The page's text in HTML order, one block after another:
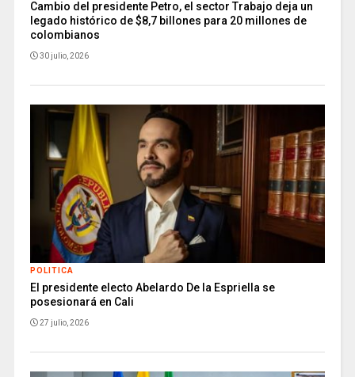
Cambio del presidente Petro, el sector Trabajo deja un
legado histórico de $8,7 billones para 20 millones de
colombianos
30 julio, 2026
POLITICA
El presidente electo Abelardo De la Espriella se
posesionará en Cali
27 julio, 2026